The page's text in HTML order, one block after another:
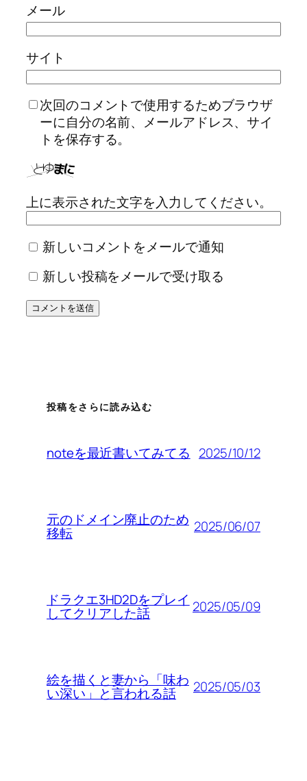
メール
サイト
次回のコメントで使用するためブラウザ
ーに自分の名前、メールアドレス、サイ
トを保存する。
上に表示された文字を入力してください。
新しいコメントをメールで通知
新しい投稿をメールで受け取る
投稿をさらに読み込む
noteを最近書いてみてる 2025/10/12
元のドメイン廃止のため
移転 2025/06/07
ドラクエ3HD2Dをプレイ
してクリアした話 2025/05/09
絵を描くと妻から「味わ
い深い」と言われる話 2025/05/03